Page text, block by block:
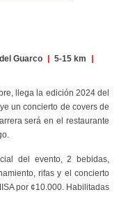
Guarco | 5-15 km
|
llega la edición 2024 del
un concierto de covers de
será en el restaurante
del evento, 2 bebidas,
rifas y el concierto
por ¢10.000. Habilitadas